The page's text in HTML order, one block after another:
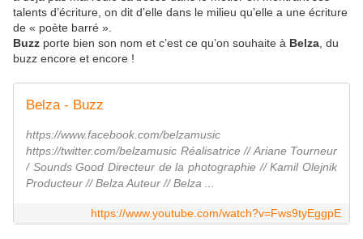
talents d’écriture, on dit d’elle dans le milieu qu’elle a une écriture
de « poète barré ».
Buzz porte bien son nom et c’est ce qu’on souhaite à Belza , du
buzz encore et encore !
Belza - Buzz
https://www.facebook.com/belzamusic
https://twitter.com/belzamusic Réalisatrice // Ariane Tourneur
/ Sounds Good Directeur de la photographie // Kamil Olejnik
Producteur // Belza Auteur // Belza ...
https://www.youtube.com/watch?v=Fws9tyEggpE